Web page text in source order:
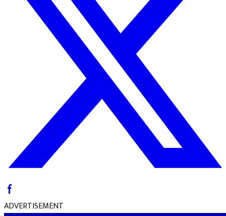
ADVERTISEMENT